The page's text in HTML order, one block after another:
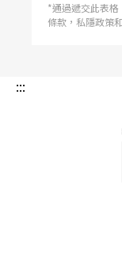
*通過遞交此表
條款，私隱政策
:::